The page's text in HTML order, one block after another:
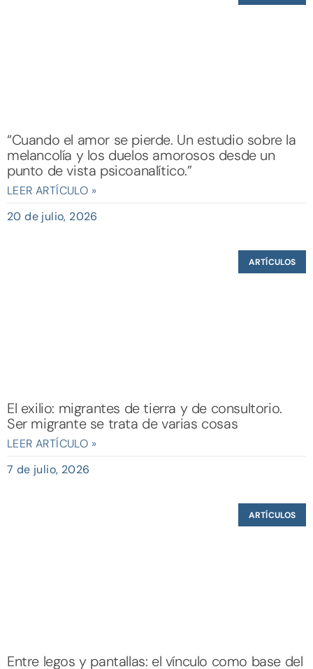
“Cuando el amor se pierde. Un estudio sobre la
melancolía y los duelos amorosos desde un
punto de vista psicoanalítico.”
LEER ARTÍCULO »
20 de julio, 2026
ARTÍCULOS
El exilio: migrantes de tierra y de consultorio.
Ser migrante se trata de varias cosas
LEER ARTÍCULO »
7 de julio, 2026
ARTÍCULOS
Entre legos y pantallas: el vínculo como base del